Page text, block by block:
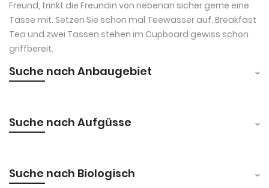
Freund, trinkt die Freundin von nebenan sicher gerne eine
Tasse mit. Setzen Sie schon mal Teewasser auf. Breakfast
Tea und zwei Tassen stehen im Cupboard gewiss schon
griffbereit.
Suche nach Anbaugebiet
Suche nach Aufgüsse
Suche nach Biologisch